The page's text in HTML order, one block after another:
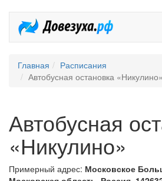
Главная
Расписания
Автобусная остановка «Никулино»
Автобусная
«Никулино»
Примерный адрес: Московское